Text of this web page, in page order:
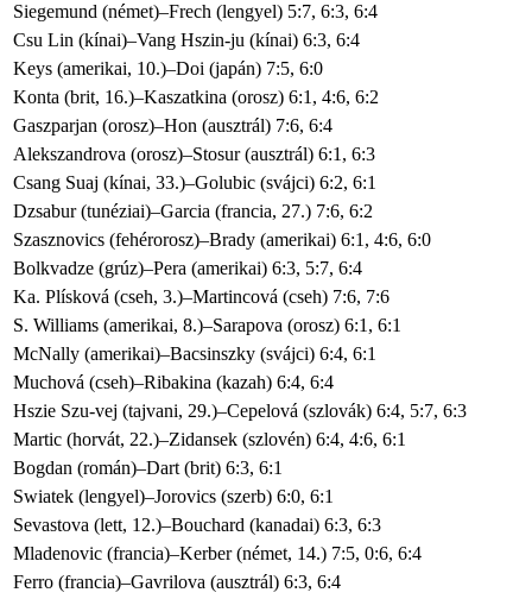
Siegemund (német)–Frech (lengyel) 5:7, 6:3, 6:4
Csu Lin (kínai)–Vang Hszin-ju (kínai) 6:3, 6:4
Keys (amerikai, 10.)–Doi (japán) 7:5, 6:0
Konta (brit, 16.)–Kaszatkina (orosz) 6:1, 4:6, 6:2
Gaszparjan (orosz)–Hon (ausztrál) 7:6, 6:4
Alekszandrova (orosz)–Stosur (ausztrál) 6:1, 6:3
Csang Suaj (kínai, 33.)–Golubic (svájci) 6:2, 6:1
Dzsabur (tunéziai)–Garcia (francia, 27.) 7:6, 6:2
Szasznovics (fehérorosz)–Brady (amerikai) 6:1, 4:6, 6:0
Bolkvadze (grúz)–Pera (amerikai) 6:3, 5:7, 6:4
Ka. Plísková (cseh, 3.)–Martincová (cseh) 7:6, 7:6
S. Williams (amerikai, 8.)–Sarapova (orosz) 6:1, 6:1
McNally (amerikai)–Bacsinszky (svájci) 6:4, 6:1
Muchová (cseh)–Ribakina (kazah) 6:4, 6:4
Hszie Szu-vej (tajvani, 29.)–Cepelová (szlovák) 6:4, 5:7, 6:3
Martic (horvát, 22.)–Zidansek (szlovén) 6:4, 4:6, 6:1
Bogdan (román)–Dart (brit) 6:3, 6:1
Swiatek (lengyel)–Jorovics (szerb) 6:0, 6:1
Sevastova (lett, 12.)–Bouchard (kanadai) 6:3, 6:3
Mladenovic (francia)–Kerber (német, 14.) 7:5, 0:6, 6:4
Ferro (francia)–Gavrilova (ausztrál) 6:3, 6:4